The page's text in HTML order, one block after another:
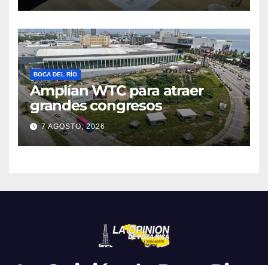
BOCA DEL RÍO
Amplían WTC para atraer
grandes congresos
7 AGOSTO, 2026